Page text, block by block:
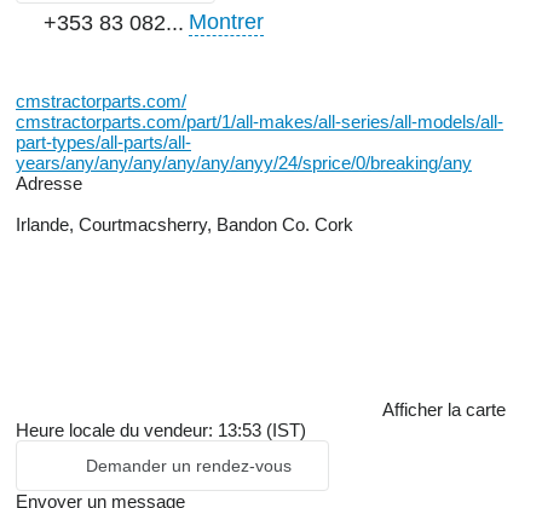
+353 83 082... Montrer
cmstractorparts.com/
cmstractorparts.com/part/1/all-makes/all-series/all-models/all-
part-types/all-parts/all-
years/any/any/any/any/any/anyy/24/sprice/0/breaking/any
Adresse
Irlande, Courtmacsherry, Bandon Co. Cork
Afficher la carte
Heure locale du vendeur: 13:53 (IST)
Demander un rendez-vous
Envoyer un message